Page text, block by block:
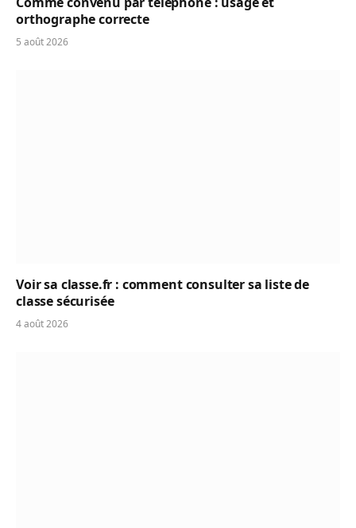
orthographe correcte
5 août 2026
Voir sa classe.fr : comment consulter sa liste de
classe sécurisée
4 août 2026